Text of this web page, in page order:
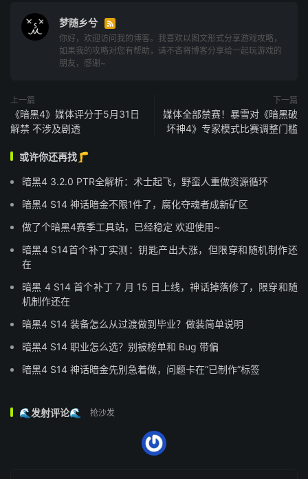
梦随乡兮 
你好，欢迎访问我的博客。我喜欢以图文形式分享游戏攻略，
如果我的攻略对您有帮助，请不吝将博客分享给一起玩游戏的
朋友，感谢~
上一篇
《暗黑4》媒体评分于5月31日
解禁 不涉及剧透
下一篇
媒体全部禁赛！暴雪对《暗黑破
坏神4》专家模式比赛调整门槛
或许你还再找🦵
暗黑4 3.2.0 PTR全解析：术士起飞，野蛮人重做资源循环
暗黑4 S14 神话暗金不限1件了，腐化夺魂者成新矿区
做了个暗黑4赛季工具站，已经稳定 欢迎使用~
暗黑4 S14首个补丁实测：钥匙产出大涨，但限穿和随机制作还
在
暗黑 4 S14 首个补丁 7 月 15 日上线，神话掉落修了，限穿和随
机制作还在
暗黑4 S14 装备怎么从过渡做到毕业？做装简单说明
暗黑4 S14 职业怎么选？别被榜单和 Bug 带偏
暗黑4 S14 神话暗金先别急着做，问题卡在“已制作”标签
🌊发射评论🌊 抢沙发